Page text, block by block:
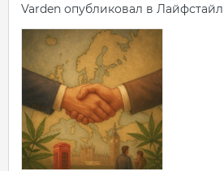
Varden опубликовал в Лайфстайл